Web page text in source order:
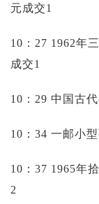
元成交1
10：27 1962年
成交1
10：29 中国古
10：34 一邮小
10：37 1965年
2